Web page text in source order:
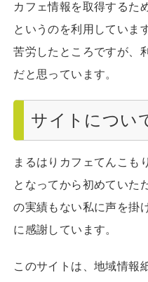
カフェ情報を取得するた
というのを利用していま
苦労したところですが、
だと思っています。
サイトについ
まるはりカフェてんこも
となってから初めていた
の実績もない私に声を掛
に感謝しています。
このサイトは、地域情報